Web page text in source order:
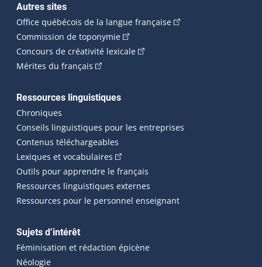
Autres sites
Office québécois de la langue française(Cet hyperlien
Commission de toponymie(Cet hyperlien externe s'ouvrira
Concours de créativité lexicale(Cet hyperlien externe
Mérites du français (Cet hyperlien externe s'ouvrira dans une
Ressources linguistiques
Chroniques
Conseils linguistiques pour les entreprises
Contenus téléchargeables
Lexiques et vocabulaires (Cet hyperlien externe s'ouvrira
Outils pour apprendre le français
Ressources linguistiques externes
Ressources pour le personnel enseignant
Sujets d’intérêt
Féminisation et rédaction épicène
Néologie